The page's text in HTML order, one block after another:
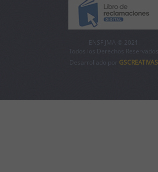
ENSF JMA © 2021
Todos los Derechos Reservados
Desarrollado por GSCREATIVAS